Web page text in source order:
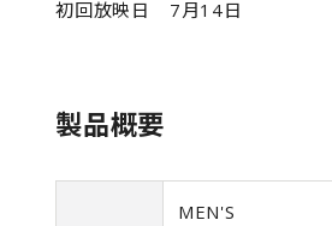
初回放映日 7月14日
製品概要
MEN'S